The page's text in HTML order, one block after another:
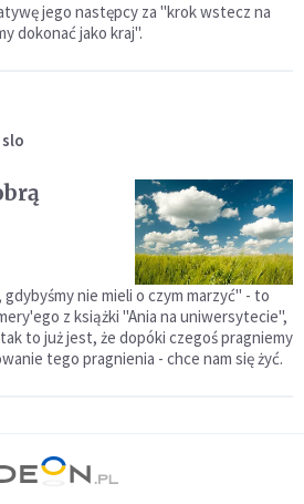
jego następcy za "krok wstecz na
dokonać jako kraj".
nie mieli o czym marzyć" - to
z książki "Ania na uniwersytecie",
to już jest, że dopóki czegoś pragniemy
tego pragnienia - chce nam się żyć.